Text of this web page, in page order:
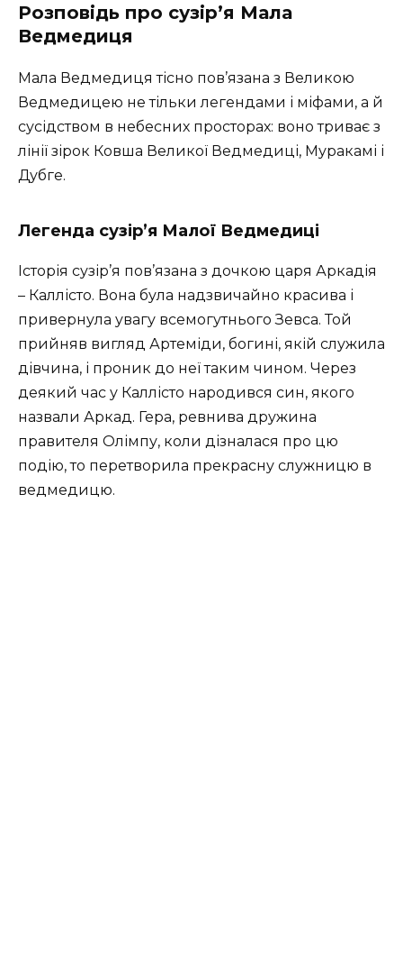
Розповідь про сузір’я Мала
Ведмедиця
Мала Ведмедиця тісно пов’язана з Великою
Ведмедицею не тільки легендами і міфами, а й
сусідством в небесних просторах: воно триває з
лінії зірок Ковша Великої Ведмедиці, Муракамі і
Дубге.
Легенда сузір’я Малої Ведмедиці
Історія сузір’я пов’язана з дочкою царя Аркадія
– Каллісто. Вона була надзвичайно красива і
привернула увагу всемогутнього Зевса. Той
прийняв вигляд Артеміди, богині, якій служила
дівчина, і проник до неї таким чином. Через
деякий час у Каллісто народився син, якого
назвали Аркад. Гера, ревнива дружина
правителя Олімпу, коли дізналася про цю
подію, то перетворила прекрасну служницю в
ведмедицю.